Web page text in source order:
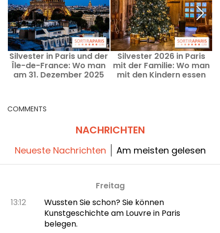
Silvester in Paris und der
Île-de-France: Wo man
am 31. Dezember 2025
Silvester 2026 in Paris
mit der Familie: Wo man
mit den Kindern essen
COMMENTS
NACHRICHTEN
Neueste Nachrichten Am meisten gelesen
Freitag
13:12
Wussten Sie schon? Sie können
Kunstgeschichte am Louvre in Paris
belegen.